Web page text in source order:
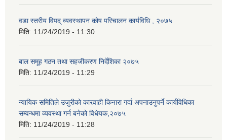
वडा स्तरीय विपद् व्यवस्थापन कोष परिचालन कार्यविधि , २०७५
मिति: 11/24/2019 - 11:30
बाल समूह गठन तथा सहजीकरण निर्देशिका २०७५
मिति: 11/24/2019 - 11:29
न्यायिक समितिले उजुरीको कारवाही किनारा गर्दा अपनाउनुपर्ने कार्यविधिका
सम्वन्धमा व्यवस्था गर्न बनेको विधेयक,२०७५
मिति: 11/24/2019 - 11:28